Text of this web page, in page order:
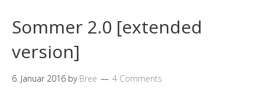
Sommer 2.0 [extended
version]
6. Januar 2016 by Bree 4 Comments